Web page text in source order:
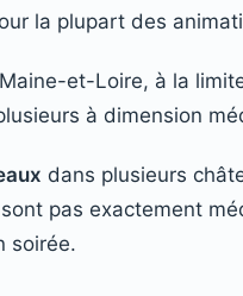
la plupart des
et-Loire, à la
à dimension
dans plusieurs
pas exactement
soirée.